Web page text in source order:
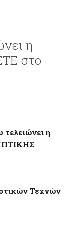
η
στο
τελειώνει η
Τεχνών